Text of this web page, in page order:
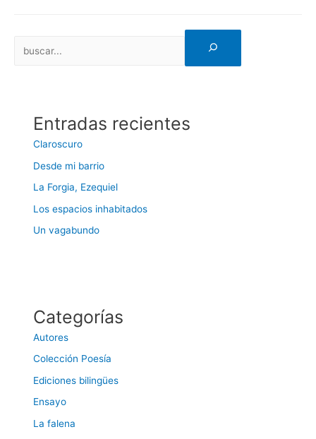
Entradas recientes
Claroscuro
Desde mi barrio
La Forgia, Ezequiel
Los espacios inhabitados
Un vagabundo
Categorías
Autores
Colección Poesía
Ediciones bilingües
Ensayo
La falena